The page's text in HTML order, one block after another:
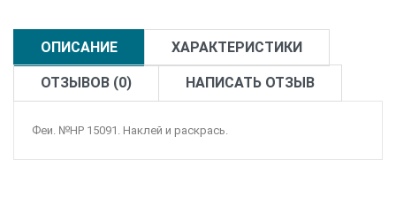
ОПИСАНИЕ ХАРАКТЕРИСТИКИ
ОТЗЫВОВ (0) НАПИСАТЬ ОТЗЫВ
Феи. №НР 15091. Наклей и раскрась.